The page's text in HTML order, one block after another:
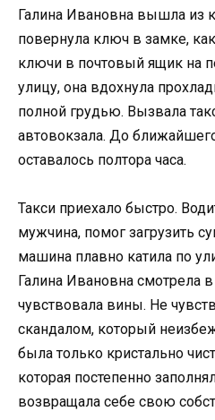
Галина Ивановна вышла из
повернула ключ в замке,
ключи в почтовый ящик на
улицу, она вдохнула
полной грудью. Вызвала
автовокзала. До
оставалось полтора часа.
Такси приехало быстро.
мужчина, помог загрузить
машина плавно катила по
Галина Ивановна смотрела
чувствовала вины. Не
скандалом, который
была только кристально
которая постепенно
возвращала себе свою